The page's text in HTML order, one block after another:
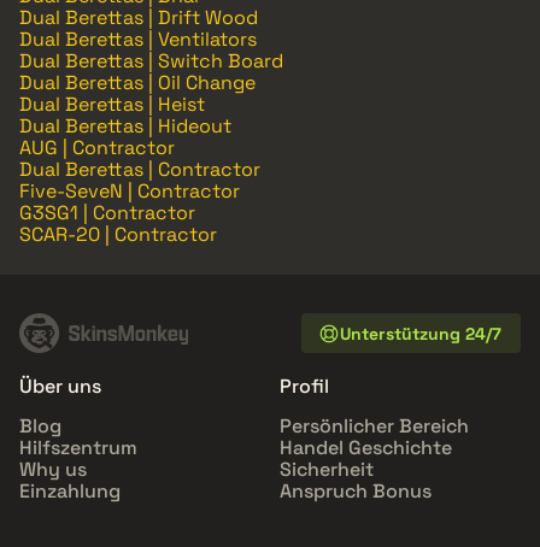
Dual Berettas | Drift Wood
Dual Berettas | Ventilators
Dual Berettas | Switch Board
Dual Berettas | Oil Change
Dual Berettas | Heist
Dual Berettas | Hideout
AUG | Contractor
Dual Berettas | Contractor
Five-SeveN | Contractor
G3SG1 | Contractor
SCAR-20 | Contractor
Unterstützung 24/7
Über uns
Blog
Hilfszentrum
Why us
Einzahlung
Profil
Persönlicher Bereich
Handel Geschichte
Sicherheit
Anspruch Bonus